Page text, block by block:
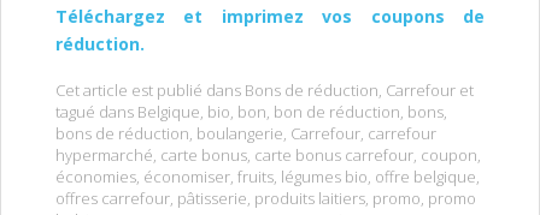
Téléchargez et imprimez vos coupons de
réduction.
Cet article est publié dans Bons de réduction, Carrefour et
tagué dans Belgique, bio, bon, bon de réduction, bons,
bons de réduction, boulangerie, Carrefour, carrefour
hypermarché, carte bonus, carte bonus carrefour, coupon,
économies, économiser, fruits, légumes bio, offre belgique,
offres carrefour, pâtisserie, produits laitiers, promo, promo